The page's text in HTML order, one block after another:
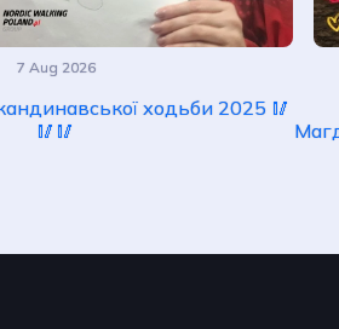
7 Aug 2026
ходьби 2025 🥢
🥢🥢